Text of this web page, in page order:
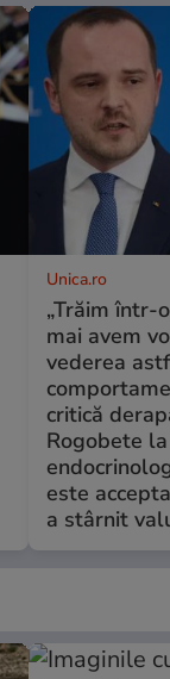
Unica.ro
„Trăim într-
mai avem
vederea
critică
Rogobete
este
a stârnit